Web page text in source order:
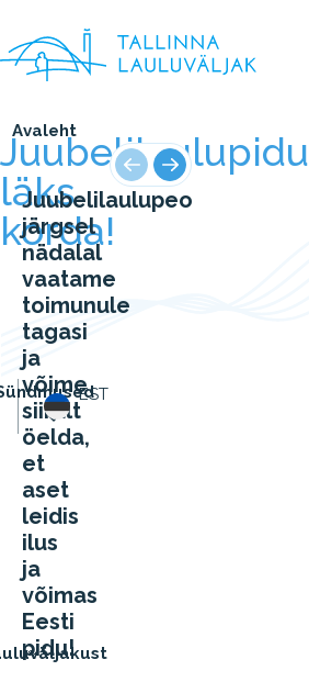
Avaleht
EST
Juubelilaulupidu
läks
korda!
Juubelilaulupeo
järgsel
nädalal
vaatame
toimunule
tagasi
ja
võime
siiralt
öelda,
et
aset
leidis
ilus
ja
võimas
Eesti
pidu!